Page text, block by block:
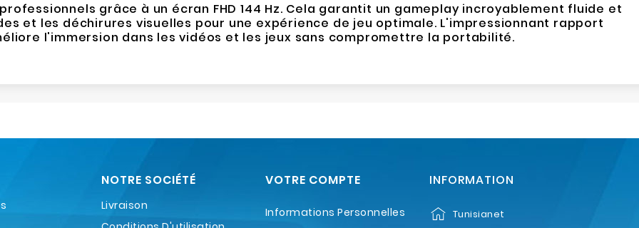
grâce à un écran FHD 144 Hz. Cela garantit un gameplay incroyablement fluide et
et les déchirures visuelles pour une expérience de jeu optimale. L'impressionnant rapport
l'immersion dans les vidéos et les jeux sans compromettre la portabilité.
NOTRE SOCIÉTÉ
Livraison
VOTRE COMPTE
Informations Personnelles
INFORMATION
Tunisianet